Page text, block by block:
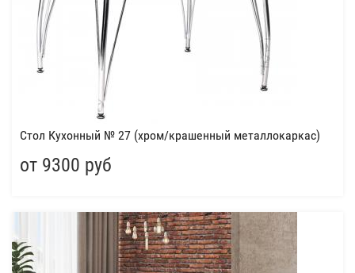
Стол Кухонный № 27 (хром/крашенный металлокаркас)
от 9300 руб